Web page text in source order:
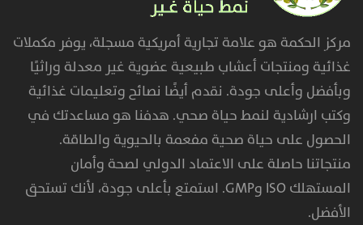
مركز الحكمة هو علامة تجارية أمريكية مسجلة، يوفر مكملات
غذائية ومنتجات أعشاب طبيعية عضوية غير معدلة وراثيًا
وبأفضل وأعلى جودة. نقدم أيضًا نصائح وتعليمات غذائية
وكتب ارشادية لنمط حياة صحي. هدفنا هو مساعدتك في
الحصول على حياة صحية مفعمة بالحيوية والطاقة.
منتجاتنا حاصلة على الاعتماد الدولي لصحة وأمان
المستهلك ISO وGMP. استمتع بأعلى جودة، لأنك تستحق
الأفضل.